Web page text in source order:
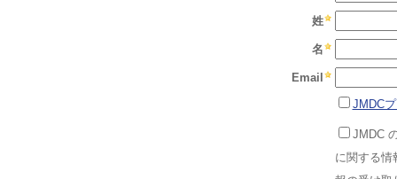
姓
名
Email
JMDC
JMDC
に関する情